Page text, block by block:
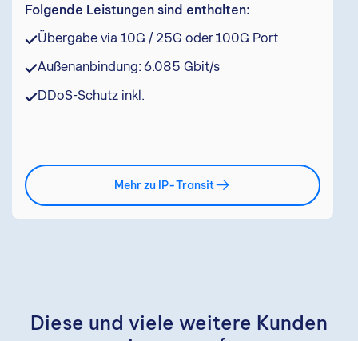
Folgende Leistungen sind enthalten:
Übergabe via 10G / 25G oder 100G Port
Außenanbindung: 6.085 Gbit/s
DDoS-Schutz inkl.
Mehr zu IP-Transit
Diese und viele weitere Kunden